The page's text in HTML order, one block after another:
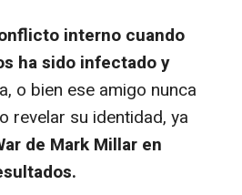
interno cuando
ha sido infectado y
o bien ese amigo nunca
revelar su identidad, ya
de Mark Millar en